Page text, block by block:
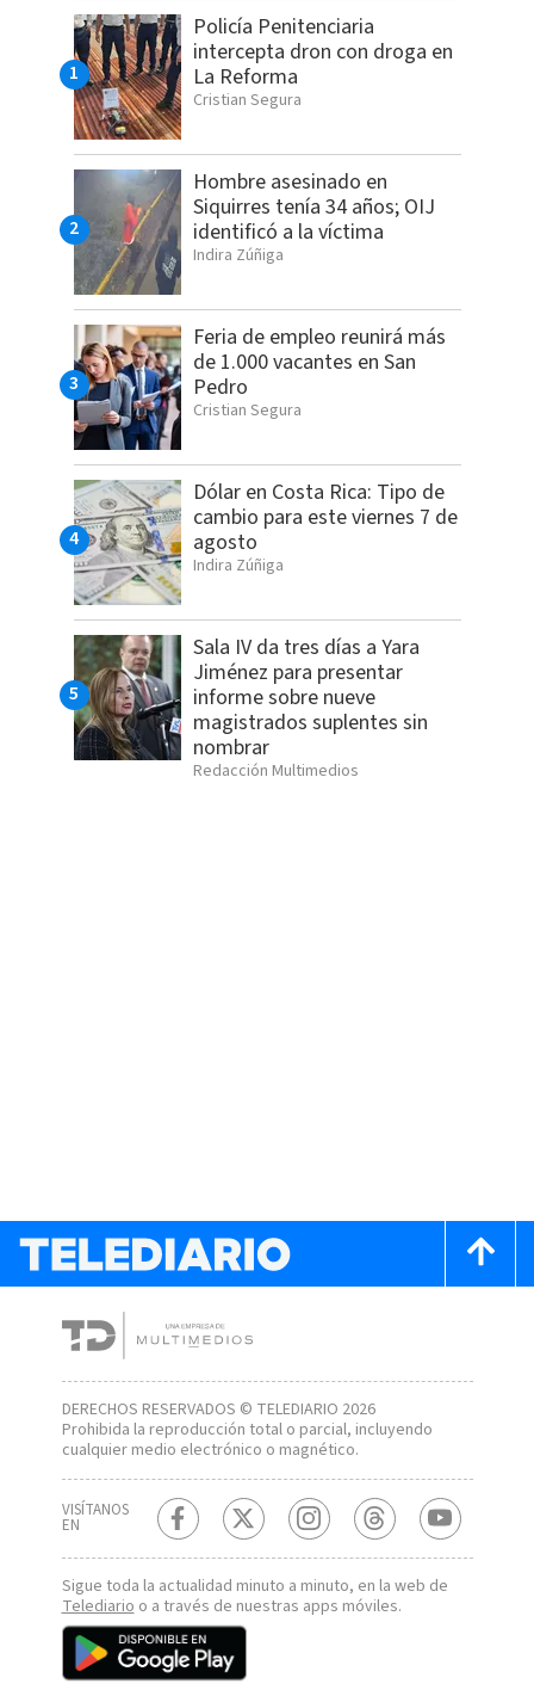
Policía Penitenciaria
intercepta dron con droga en
La Reforma
Cristian Segura
Hombre asesinado en
Siquirres tenía 34 años; OIJ
identificó a la víctima
Indira Zúñiga
Feria de empleo reunirá más
de 1.000 vacantes en San
Pedro
Cristian Segura
Dólar en Costa Rica: Tipo de
cambio para este viernes 7 de
agosto
Indira Zúñiga
Sala IV da tres días a Yara
Jiménez para presentar
informe sobre nueve
magistrados suplentes sin
nombrar
Redacción Multimedios
DERECHOS RESERVADOS © TELEDIARIO 2026
Prohibida la reproducción total o parcial, incluyendo
cualquier medio electrónico o magnético.
VISÍTANOS
EN
Sigue toda la actualidad minuto a minuto, en la web de
Telediario o a través de nuestras apps móviles.